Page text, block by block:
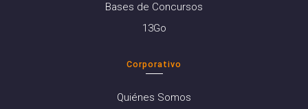
Bases de Concursos
13Go
Corporativo
Quiénes Somos